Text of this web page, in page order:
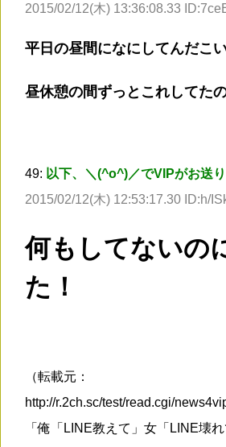
2015/02/12(木) 13:36:08.33
平日の昼間になにしてんだこ
昼休憩の間ずっとこれしてた
49: 以下、＼(^o^)／でVIPがお送
2015/02/12(木) 12:53:17.30 ID:h/
何もしてないの
た！
（転載元：
http://r.2ch.sc/test/read.cgi/
「俺「LINE教えて」女「LINE壊れ